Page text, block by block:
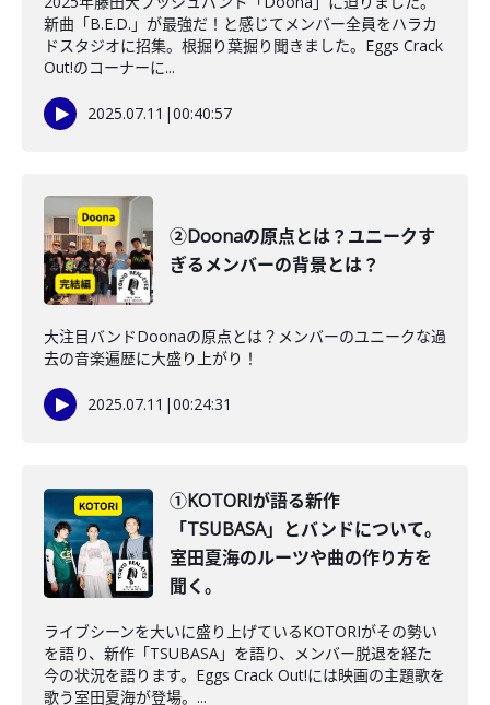
新曲「B.E.D.」が最強だ！と感じてメンバー全員をハラカ
ドスタジオに招集。根掘り葉掘り聞きました。Eggs Crack
Out!のコーナーに...
2025.07.11 |00:40:57
②Doonaの原点とは？ユニークす
ぎるメンバーの背景とは？
大注目バンドDoonaの原点とは？メンバーのユニークな過
去の音楽遍歴に大盛り上がり！
2025.07.11 |00:24:31
①KOTORIが語る新作
「TSUBASA」とバンドについて。
室田夏海のルーツや曲の作り方を
聞く。
ライブシーンを大いに盛り上げているKOTORIがその勢い
を語り、新作「TSUBASA」を語り、メンバー脱退を経た
今の状況を語ります。Eggs Crack Out!には映画の主題歌を
歌う室田夏海が登場。...